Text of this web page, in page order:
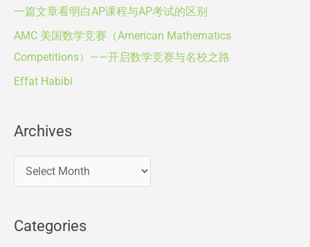
一篇文章看明白AP课程与AP考试的区别
AMC 美国数学竞赛（American Mathematics
Competitions）——开启数学竞赛与名校之路
Effat Habibi
Archives
s
Categories